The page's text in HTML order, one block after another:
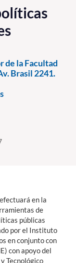
de la Facultad
Brasil 2241.
en la
de
públicas
por el Instituto
en conjunto con
con apoyo del
Tecnológico